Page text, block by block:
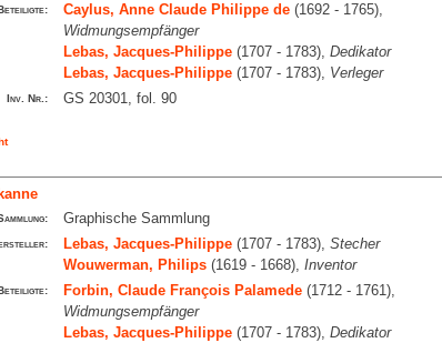
Caylus, Anne Claude Philippe de(1692 - 1765),
Widmungsempfänger
Lebas, Jacques-Philippe(1707 - 1783), Dedikator
Lebas, Jacques-Philippe(1707 - 1783), Verleger
Inv. Nr.: GS 20301, fol. 90
Graphische Sammlung
Lebas, Jacques-Philippe(1707 - 1783), Stecher
Wouwerman, Philips(1619 - 1668), Inventor
Forbin, Claude François Palamede(1712 - 1761),
Widmungsempfänger
Lebas, Jacques-Philippe(1707 - 1783), Dedikator